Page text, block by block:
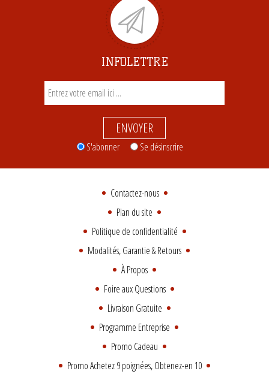
INFOLETTRE
ENVOYER
S'abonner Se désinscrire
Contactez-nous
Plan du site
Politique de confidentialité
Modalités, Garantie & Retours
À Propos
Foire aux Questions
Livraison Gratuite
Programme Entreprise
Promo Cadeau
Promo Achetez 9 poignées, Obtenez-en 10